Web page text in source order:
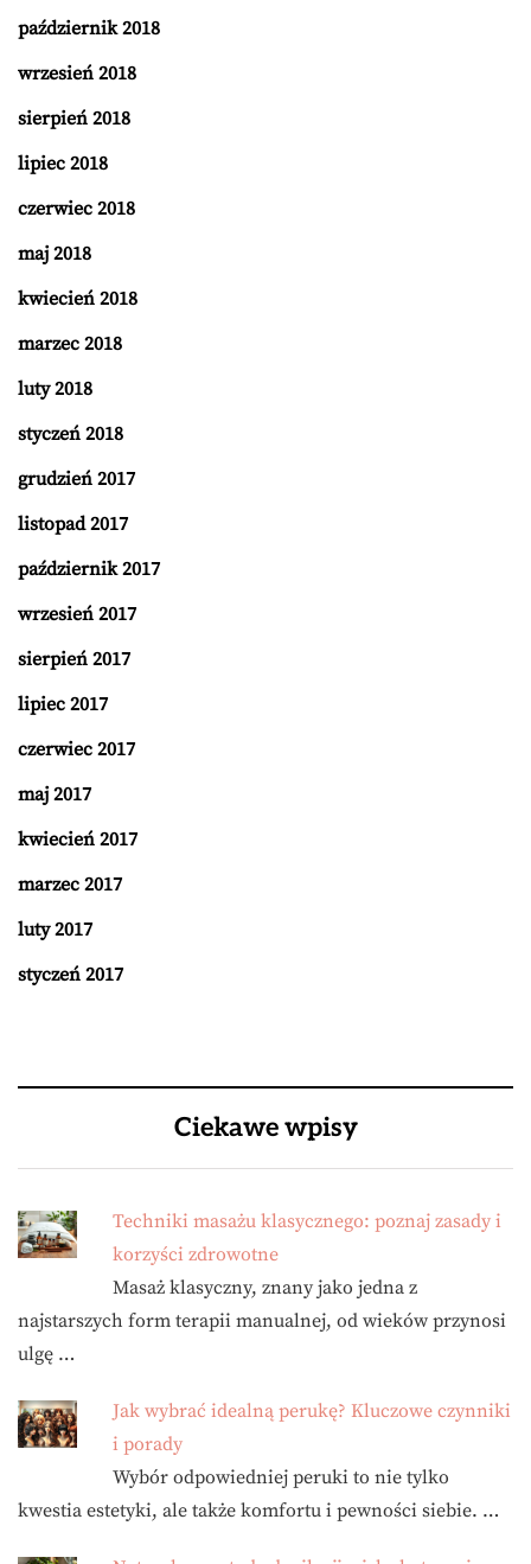
październik 2018
wrzesień 2018
sierpień 2018
lipiec 2018
czerwiec 2018
maj 2018
kwiecień 2018
marzec 2018
luty 2018
styczeń 2018
grudzień 2017
listopad 2017
październik 2017
wrzesień 2017
sierpień 2017
lipiec 2017
czerwiec 2017
maj 2017
kwiecień 2017
marzec 2017
luty 2017
styczeń 2017
Ciekawe wpisy
Techniki masażu klasycznego: poznaj zasady i
korzyści zdrowotne
Masaż klasyczny, znany jako jedna z
najstarszych form terapii manualnej, od wieków przynosi
ulgę …
Jak wybrać idealną perukę? Kluczowe czynniki
i porady
Wybór odpowiedniej peruki to nie tylko
kwestia estetyki, ale także komfortu i pewności siebie. …